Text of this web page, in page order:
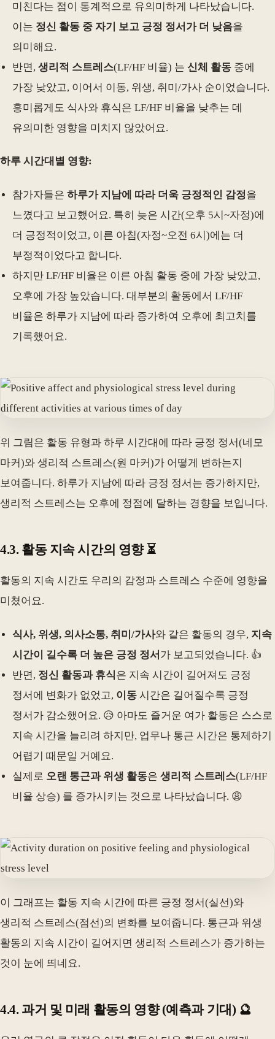
미친다는 점이 통계적으로 유의미하게 나타났습니다.
이는 정신 활동 중 자기 보고 긍정 정서가 더 낮음을
의미해요.
반면, 생리적 스트레스(LF/HF 비율) 는 신체 활동 중에
가장 낮았고, 이어서 이동, 위생, 취미/가사 순이었습니다.
흥미롭게도 식사와 휴식은 LF/HF 비율을 낮추는 데
유의미한 영향을 미치지 않았어요.
하루 시간대별 영향:
참가자들은 하루가 지남에 따라 더욱 긍정적인 감정을
느꼈다고 보고했어요. 특히 늦은 시간(오후 5시~자정)에
더 긍정적이었고, 이른 아침(자정~오전 6시)에는 더
부정적이었다고 합니다.
하지만 LF/HF 비율은 이른 아침 활동 중에 가장 낮았고,
오후에 가장 높았습니다. 대부분의 활동에서 LF/HF
비율은 하루가 지남에 따라 증가하여 오후에 최고치를
기록했어요.
위 그림은 활동 유형과 하루 시간대에 따라 긍정 정서(네모
마커)와 생리적 스트레스(원 마커)가 어떻게 변하는지
보여줍니다. 하루가 지남에 따라 긍정 정서는 증가하지만,
생리적 스트레스는 오후에 정점에 달하는 경향을 보입니다.
4.3. 활동 지속 시간의 영향 ⏳
활동의 지속 시간도 우리의 감정과 스트레스 수준에 영향을
미쳤어요.
식사, 위생, 의사소통, 취미/가사와 같은 활동의 경우, 지속
시간이 길수록 더 높은 긍정 정서 가 보고되었습니다. 👍
반면, 정신 활동과 휴식은 지속 시간이 길어져도 긍정
정서에 변화가 없었고, 이동 시간은 길어질수록 긍정
정서가 감소했어요. 😥 아마도 즐거운 여가 활동은 스스로
지속 시간을 늘리려 하지만, 업무나 통근 시간은 통제하기
어렵기 때문일 거예요.
실제로 오랜 통근과 위생 활동은 생리적 스트레스(LF/HF
비율 상승) 를 증가시키는 것으로 나타났습니다. 😩
이 그래프는 활동 지속 시간에 따른 긍정 정서(실선)와
생리적 스트레스(점선)의 변화를 보여줍니다. 통근과 위생
활동의 지속 시간이 길어지면 생리적 스트레스가 증가하는
것이 눈에 띄네요.
4.4. 과거 및 미래 활동의 영향 (예측과 기대) 🔮